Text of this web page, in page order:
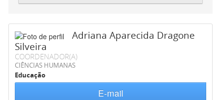
Adriana Aparecida Dragone
Silveira
COORDENADOR(A)
CIÊNCIAS HUMANAS
Educação
E-mail